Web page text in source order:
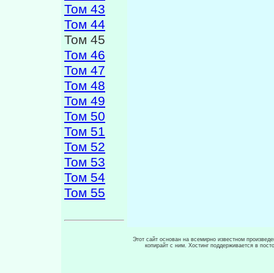
Том 43
Том 44
Том 45
Том 46
Том 47
Том 48
Том 49
Том 50
Том 51
Том 52
Том 53
Том 54
Том 55
Этот сайт основан на всемирно известном
копирайт с ним. Хостинг поддерживается в